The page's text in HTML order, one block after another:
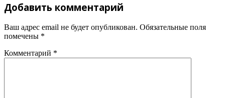
Добавить комментарий
Ваш адрес email не будет опубликован. Обязательные поля
помечены *
Комментарий *